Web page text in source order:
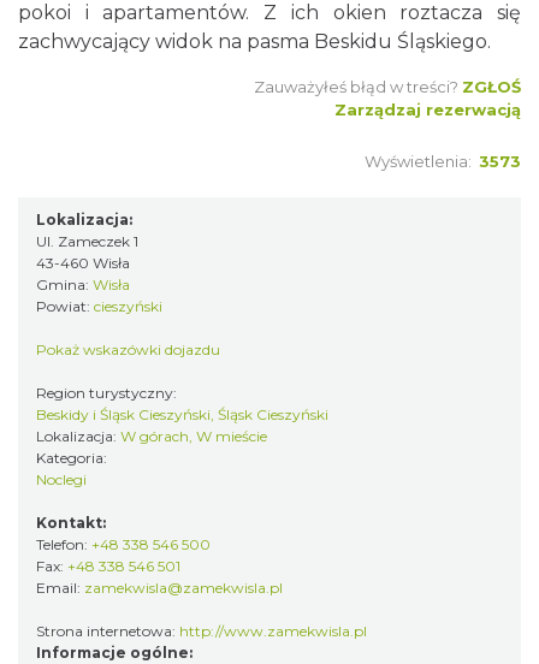
pokoi i apartamentów. Z ich okien roztacza się
zachwycający widok na pasma Beskidu Śląskiego.
Zauważyłeś błąd w treści? ZGŁOŚ
Zarządzaj rezerwacją
Wyświetlenia: 3573
Lokalizacja:
Ul. Zameczek 1
43-460 Wisła
Gmina: Wisła
Powiat: cieszyński
Pokaż wskazówki dojazdu
Region turystyczny:
Beskidy i Śląsk Cieszyński, Śląsk Cieszyński
Lokalizacja: W górach, W mieście
Kategoria:
Noclegi
Kontakt:
Telefon: +48 338 546 500
Fax: +48 338 546 501
Email: zamekwisla@zamekwisla.pl
Strona internetowa: http://www.zamekwisla.pl
Informacje ogólne: